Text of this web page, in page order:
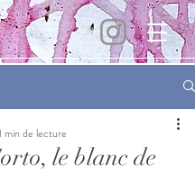
le blanc de
min de lecture